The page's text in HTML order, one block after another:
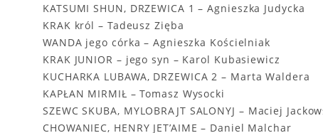
KATSUMI SHUN, DRZEWICA 1 – Agnieszka Judycka
KRAK król – Tadeusz Zięba
WANDA jego córka – Agnieszka Kościelniak
KRAK JUNIOR – jego syn – Karol Kubasiewicz
KUCHARKA LUBAWA, DRZEWICA 2 – Marta Waldera
KAPŁAN MIRMIŁ – Tomasz Wysocki
SZEWC SKUBA, MYLOBRAJT SALONYJ – Maciej
CHOWANIEC, HENRY JET’AIME – Daniel Malchar